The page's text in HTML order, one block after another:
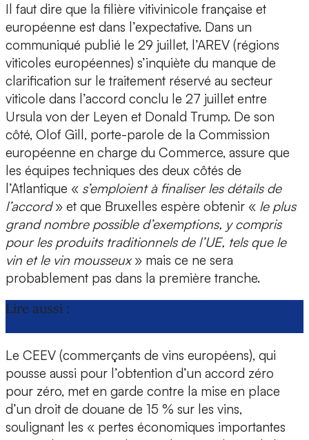
Il faut dire que la filière vitivinicole française et
européenne est dans l’expectative. Dans un
communiqué publié le 29 juillet, l’AREV (régions
viticoles européennes) s’inquiète du manque de
clarification sur le traitement réservé au secteur
viticole dans l’accord conclu le 27 juillet entre
Ursula von der Leyen et Donald Trump. De son
côté, Olof Gill, porte-parole de la Commission
européenne en charge du Commerce, assure que
les équipes techniques des deux côtés de
l’Atlantique « s’emploient à finaliser les détails de
l’accord» et que Bruxelles espère obtenir « le plus
grand nombre possible d’exemptions, y compris
pour les produits traditionnels de l’UE, tels que le
vin et le vin mousseux» mais ce ne sera
probablement pas dans la première tranche.
Lire aussi :
Le CEEV (commerçants de vins européens), qui
pousse aussi pour l’obtention d’un accord zéro
pour zéro, met en garde contre la mise en place
d’un droit de douane de 15 % sur les vins,
soulignant les « pertes économiques importantes